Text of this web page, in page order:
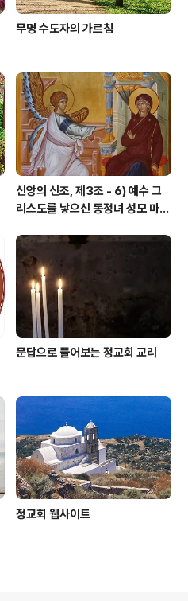
무명 수도자의 가르침
신앙의 신조, 제3조 - 6) 예수 그
리스도를 낳으신 동정녀 성모 마리
문답으로 풀어보는 정교회 교리
정교회 웹사이트